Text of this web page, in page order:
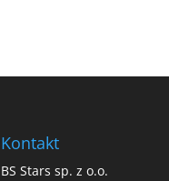
Kontakt
BS Stars sp. z o.o.